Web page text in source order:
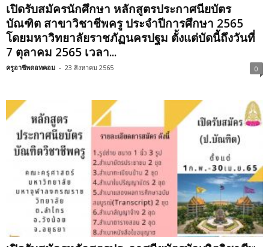
เปิดรับสมัครนักศึกษา หลักสูตรประกาศนียบัตร
บัณฑิต สาขาวิชาชีพครู ประจําปีการศึกษา 2565
โดยมหาวิทยาลัยราชภัฏนครปฐม ตั้งแต่บัดนี้ถึงวันที่
7 ตุลาคม 2565 เวลา...
ครูอาชีพดอทคอม - 23 สิงหาคม 2565 0